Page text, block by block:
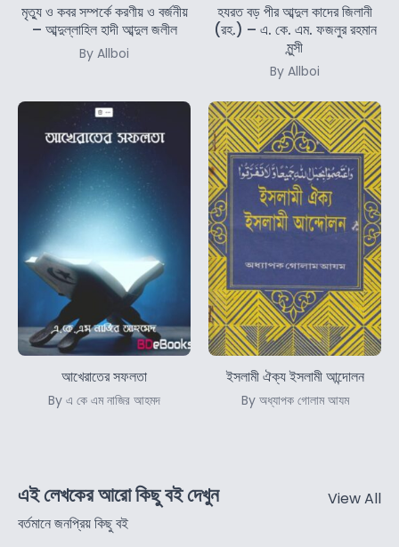
মৃত্যু ও কবর সম্পর্কে করণীয় ও বর্জনীয়
– আব্দুল্লাহিল হাদী আব্দুল জলীল
By Allboi
হযরত বড় পীর আব্দুল কাদের জিলানী
(রহ.) – এ. কে. এম. ফজলুর রহমান
মুন্সী
By Allboi
আখেরাতের সফলতা
By এ কে এম নাজির আহমদ
ইসলামী ঐক্য ইসলামী আন্দোলন
By অধ্যাপক গোলাম আযম
এই লেখকের আরো কিছু বই দেখুন
বর্তমানে জনপ্রিয় কিছু বই
View All